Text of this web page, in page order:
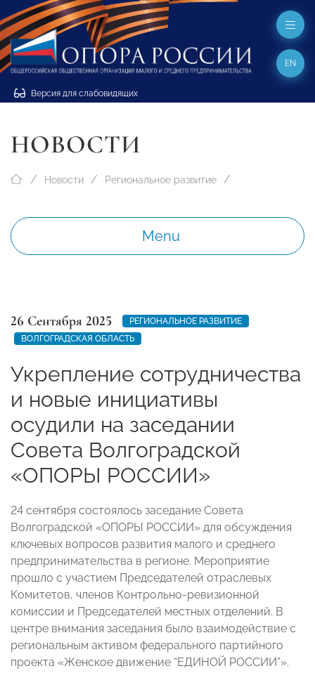
Версия для слабовидящих
EN
НОВОСТИ
Новости Региональное развитие
Menu
26 Сентября 2025
РЕГИОНАЛЬНОЕ РАЗВИТИЕ
ВОЛГОГРАДСКАЯ ОБЛАСТЬ
Укрепление сотрудничества
и новые инициативы
осудили на заседании
Совета Волгоградской
«ОПОРЫ РОССИИ»
24 сентября состоялось заседание Совета
Волгоградской «ОПОРЫ РОССИИ» для обсуждения
ключевых вопросов развития малого и среднего
предпринимательства в регионе. Мероприятие
прошло с участием Председателей отраслевых
Комитетов, членов Контрольно-ревизионной
комиссии и Председателей местных отделений. В
центре внимания заседания было взаимодействие с
региональным активом федерального партийного
проекта «Женское движение “ЕДИНОЙ РОССИИ”».